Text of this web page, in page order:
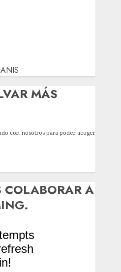
MÁS
con nosotros para poder acoger
COLABORAR A